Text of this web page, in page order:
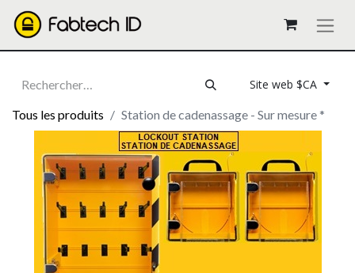
Site web $CA
Tous les produits
Station de cadenassage - Sur mesure *